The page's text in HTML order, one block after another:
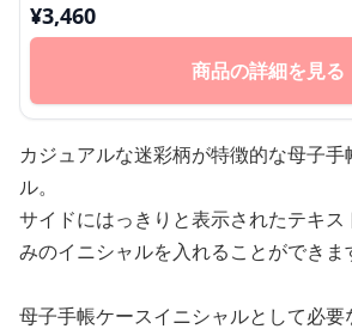
¥3,460
商品の詳細を見る
カジュアルな迷彩柄が特徴的な母子手
ル。
サイドにはっきりと表示されたテキ
みのイニシャルを入れることができま
母子手帳ケースイニシャルとして必